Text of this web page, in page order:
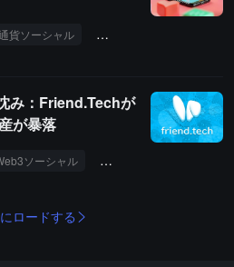
貨ソーシャル Web3ソーシャル
み：Friend.Techが
が暴落
ソーシャル FRIEND
ロードする